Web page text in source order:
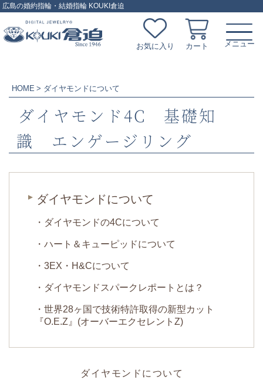
広島の婚約指輪・結婚指輪 KOUKI倉迫
お気に入り カート
HOME ダイヤモンドについて
ダイヤモンド4C 基礎知
識 エンゲージリング
ダイヤモンドについて
・ダイヤモンドの4Cについて
・ハート＆キューピッドについて
・3EX・H&Cについて
・ダイヤモンドスパークレポートとは？
・世界28ヶ国で技術特許取得の新型カット
『O.E.Z』(オーバーエクセレントZ)
ダイヤモンドについて